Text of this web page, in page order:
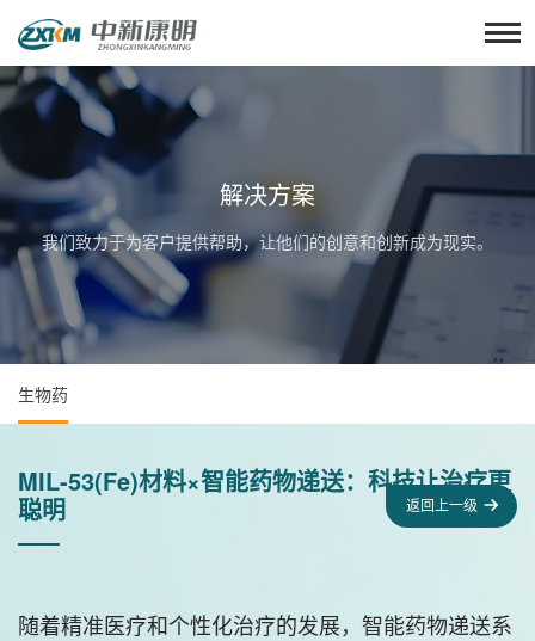
解决方案
我们致力于为客户提供帮助，让他们的创意和创新成为现实。
生物药
MIL-53(Fe)材料×智能药物递送：科技让治疗更
聪明
返回上一级
随着精准医疗和个性化治疗的发展，智能药物递送系